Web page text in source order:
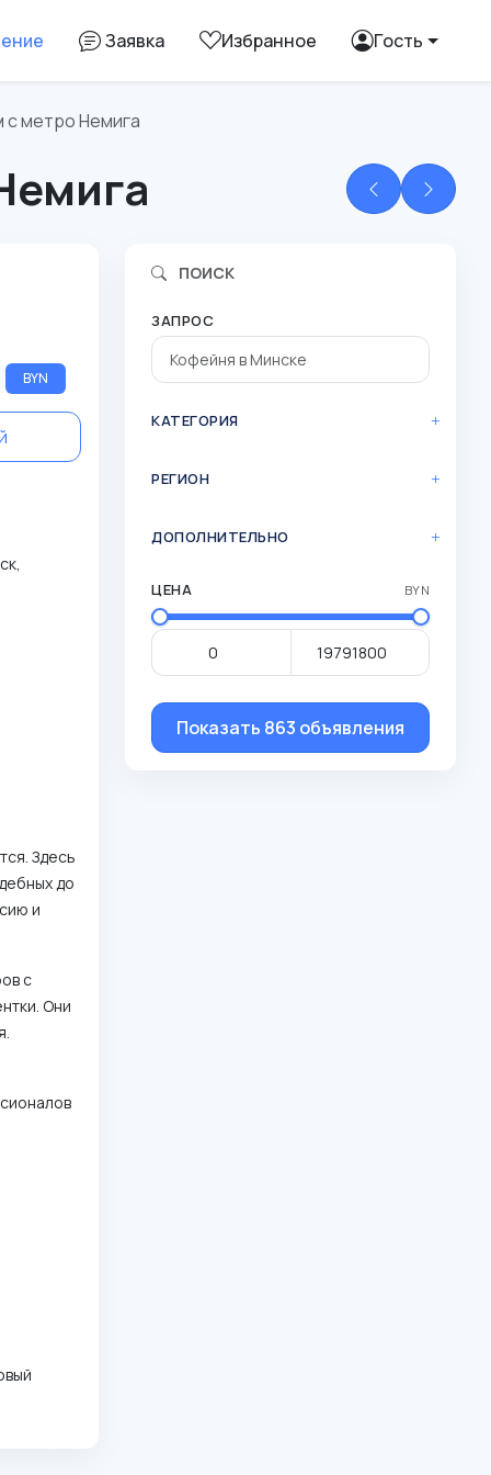
Заявка Избранное Гость
метро Немига
ЗАПРОС
КАТЕГОРИЯ
РЕГИОН
ДОПОЛНИТЕЛЬНО
ЦЕНА BYN
Показать 863 объявления
ПОИСК
BYN
Здесь
до
и
с
Они